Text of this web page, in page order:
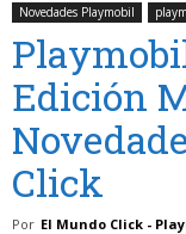
Novedades Playmobil
Edición
Click
Por El Mundo Click -